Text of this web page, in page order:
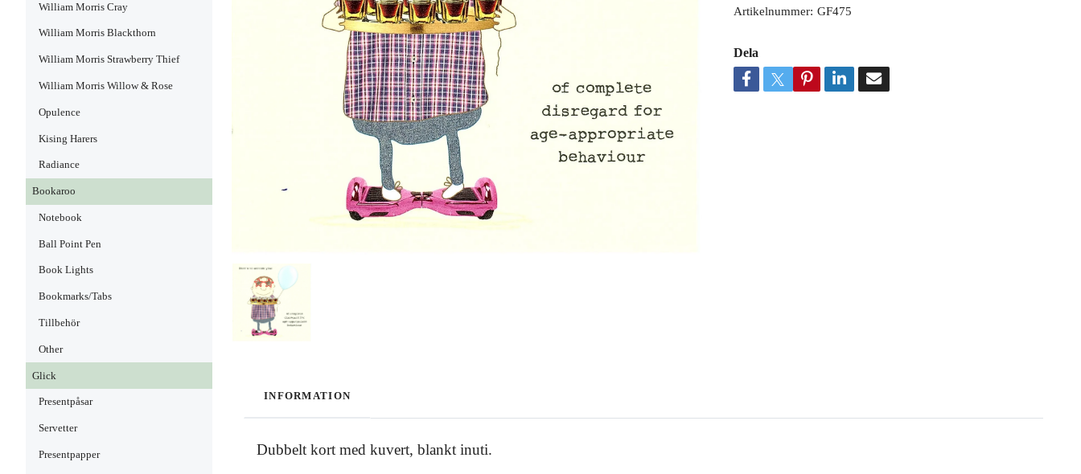
William Morris Cray
William Morris Blackthorn
William Morris Strawberry Thief
William Morris Willow & Rose
Opulence
Kising Harers
Radiance
Bookaroo
Notebook
Ball Point Pen
Book Lights
Bookmarks/Tabs
Tillbehör
Other
Glick
Presentpåsar
Servetter
Presentpapper
Artikelnummer: GF475
Dela
INFORMATION
Dubbelt kort med kuvert, blankt inuti.